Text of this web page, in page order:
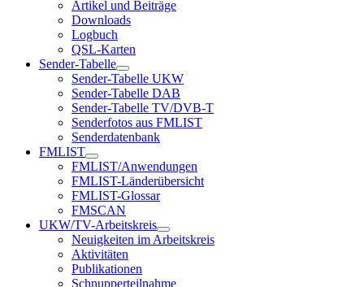
Artikel und Beiträge
Downloads
Logbuch
QSL-Karten
Sender-Tabelle
Sender-Tabelle UKW
Sender-Tabelle DAB
Sender-Tabelle TV/DVB-T
Senderfotos aus FMLIST
Senderdatenbank
FMLIST
FMLIST/Anwendungen
FMLIST-Länderübersicht
FMLIST-Glossar
FMSCAN
UKW/TV-Arbeitskreis
Neuigkeiten im Arbeitskreis
Aktivitäten
Publikationen
Schnupperteilnahme